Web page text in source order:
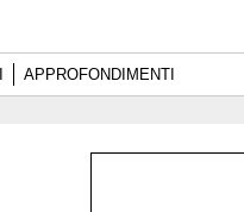
APPROFONDIMENTI